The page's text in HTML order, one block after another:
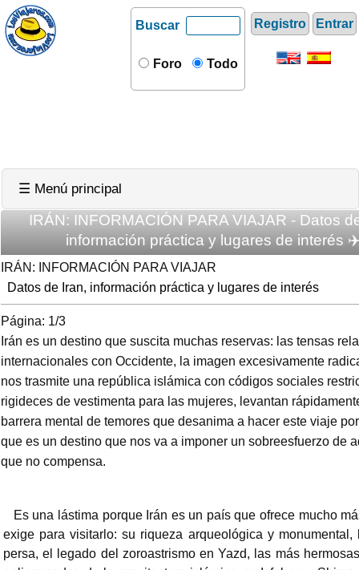
Registro Entrar
Buscar
Foro Todo
☰ Menú principal
IRÁN: INFORMACIÓN PARA VIAJAR - Datos
información práctica y lugares de interés
IRÁN: INFORMACIÓN PARA VIAJAR
Datos de Iran, información práctica y lugares de interés
Página: 1/3
Irán es un destino que suscita muchas reservas: las tensas
internacionales con Occidente, la imagen excesivamente
nos trasmite una república islámica con códigos sociales
rigideces de vestimenta para las mujeres, levantan
barrera mental de temores que desanima a hacer este viaje
que es un destino que nos va a imponer un sobreesfuerzo de
que no compensa.
Es una lástima porque Irán es un país que ofrece mucho
exige para visitarlo: su riqueza arqueológica y monumental,
persa, el legado del zoroastrismo en Yazd, las más